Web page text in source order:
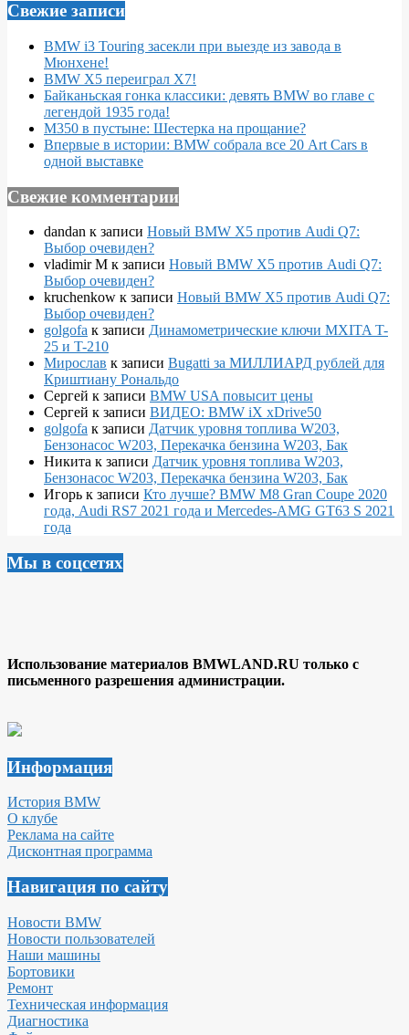
Свежие записи
BMW i3 Touring засекли при выезде из завода в
Мюнхене!
BMW X5 переиграл X7!
Байканьская гонка классики: девять BMW во главе с
легендой 1935 года!
M350 в пустыне: Шестерка на прощание?
Впервые в истории: BMW собрала все 20 Art Cars в
одной выставке
Свежие комментарии
dandan к записи Новый BMW X5 против Audi Q7:
Выбор очевиден?
vladimir M к записи Новый BMW X5 против Audi Q7:
Выбор очевиден?
kruchenkow к записи Новый BMW X5 против Audi Q7:
Выбор очевиден?
golgofa к записи Динамометрические ключи MXITA T-
25 и T-210
Мирослав к записи Bugatti за МИЛЛИАРД рублей для
Криштиану Рональдо
Сергей к записи BMW USA повысит цены
Сергей к записи ВИДЕО: BMW iX xDrive50
golgofa к записи Датчик уровня топлива W203,
Бензонасос W203, Перекачка бензина W203, Бак
Никита к записи Датчик уровня топлива W203,
Бензонасос W203, Перекачка бензина W203, Бак
Игорь к записи Кто лучше? BMW M8 Gran Coupe 2020
года, Audi RS7 2021 года и Mercedes-AMG GT63 S 2021
года
Мы в соцсетях
Использование материалов BMWLAND.RU только с
письменного разрешения администрации.
Информация
История BMW
О клубе
Реклама на сайте
Дисконтная программа
Навигация по сайту
Новости BMW
Новости пользователей
Наши машины
Бортовики
Ремонт
Техническая информация
Диагностика